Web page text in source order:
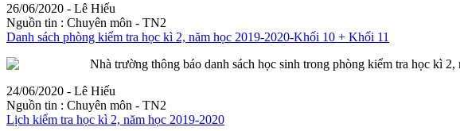
26/06/2020 - Lê Hiếu
Nguồn tin : Chuyên môn - TN2
Danh sách phòng kiểm tra học kì 2, năm học 2019-2020-Khối 10 + Khối 11
Nhà trường thông báo danh sách học sinh trong phòng kiểm tra học kì 2,
24/06/2020 - Lê Hiếu
Nguồn tin : Chuyên môn - TN2
Lịch kiểm tra học kì 2, năm học 2019-2020